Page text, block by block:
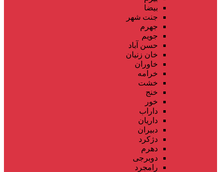
بیضا
جنت شهر
جهرم
جویم
حسن آباد
خان زنیان
خاوران
خرامه
خشت
خنج
خور
داراب
داریان
دبیران
دژکرد
دهرم
دوبرجی
رامجرد